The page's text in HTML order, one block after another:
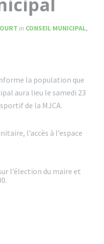
in CONSEIL MUNICIPAL,
la population que
aura lieu le samedi 23
de la MJCA.
l’accès à l’espace
l’élection du maire et